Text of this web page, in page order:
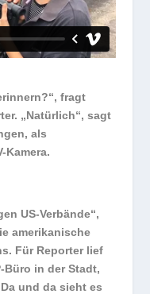
fragt
„Natürlich“, sagt
als
Kamera.
US-Verbände“,
amerikanische
Für Reporter lief
Büro in der Stadt,
und da sieht es